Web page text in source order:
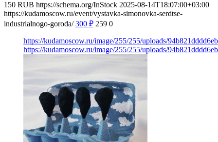
150 RUB https://schema.org/InStock 2025-08-14T18:07:00+03:00
https://kudamoscow.ru/event/vystavka-simonovka-serdtse-
industrialnogo-goroda/ 300 ₽ 259 0
https://kudamoscow.ru/image/255/255/uploads/
https://kudamoscow.ru/image/255/255/uploads/